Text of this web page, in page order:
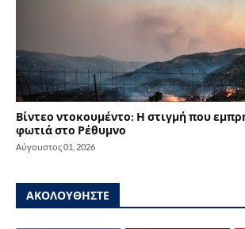
Βίντεο ντοκουμέντο: Η στιγμή που
φωτιά στο Ρέθυμνο
Αύγουστος 01, 2026
ΑΚΟΛΟΥΘΗΣΤΕ